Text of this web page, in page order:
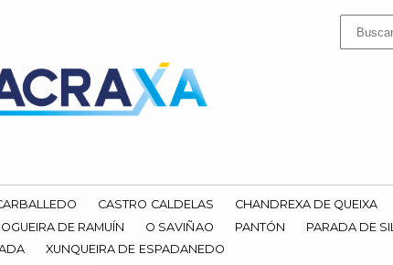
CASTRO CALDELAS CHANDREXA DE QUEIXA
DE RAMUÍN O SAVIÑAO PANTÓN
PARADA DE SIL
XUNQUEIRA DE ESPADANEDO